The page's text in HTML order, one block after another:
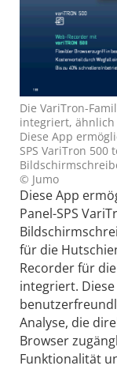
Die VariTron-
integriert, ähnlich
Diese App
SPS VariTron
© Jumo
Diese App
Panel-SPS
für die
Recorder für
integriert.
Analyse, die
Browser
Funktionalität